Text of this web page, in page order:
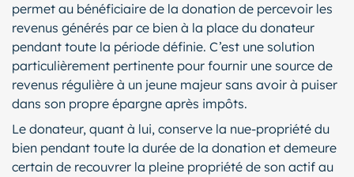
permet au bénéficiaire de la donation de percevoir les
revenus générés par ce bien à la place du donateur
pendant toute la période définie. C’est une solution
particulièrement pertinente pour fournir une source de
revenus régulière à un jeune majeur sans avoir à puiser
dans son propre épargne après impôts.
Le donateur, quant à lui, conserve la nue-propriété du
bien pendant toute la durée de la donation et demeure
certain de recouvrer la pleine propriété de son actif au